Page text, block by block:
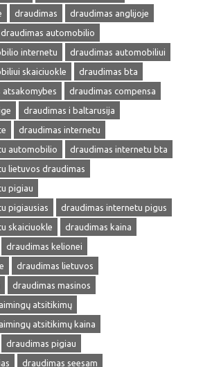
draudimas
draudimas anglijoje
draudimas automobilio
internetu
draudimas automobiliui
skaiciuokle
draudimas bta
atsakomybes
draudimas compensa
draudimas i baltarusija
draudimas internetu
automobilio
draudimas internetu bta
lietuvos draudimas
pigiau
pigiausias
draudimas internetu pigus
skaiciuokle
draudimas kaina
draudimas kelionei
draudimas lietuvos
draudimas masinos
atsitikimų
atsitikimų kaina
draudimas pigiau
draudimas seesam